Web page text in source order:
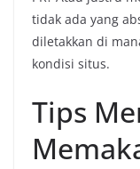
tidak ada yang
diletakkan di
kondisi situs.
Tips